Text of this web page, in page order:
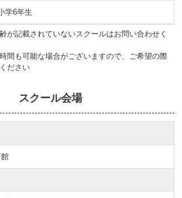
学6年生
が記載されていないスクールはお問い合わせく
間も可能な場合がございますので、ご希望の際
ださい
スクール会場